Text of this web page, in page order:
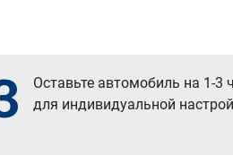
Оставьте автомобиль на 1-3
для индивидуальной